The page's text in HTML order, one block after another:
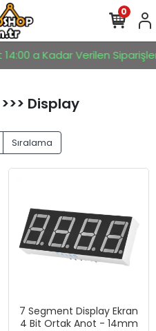
a Kadar Verilen Siparişler
0
Display
Sıralama
7 Segment Display Ekran
4 Bit Ortak Anot - 14mm